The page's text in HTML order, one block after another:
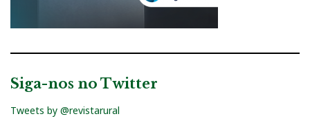
Siga-nos no Twitter
Tweets by @revistarural